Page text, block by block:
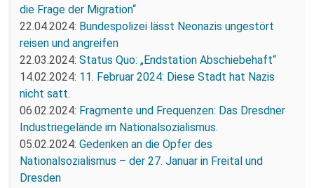
die Frage der Migration“
22.04.2024: Bundespolizei lässt Neonazis ungestört
reisen und angreifen
22.03.2024: Status Quo: „Endstation Abschiebehaft“
14.02.2024: 11. Februar 2024: Diese Stadt hat Nazis
nicht satt.
06.02.2024: Fragmente und Frequenzen: Das Dresdner
Industriegelände im Nationalsozialismus.
05.02.2024: Gedenken an die Opfer des
Nationalsozialismus – der 27. Januar in Freital und
Dresden